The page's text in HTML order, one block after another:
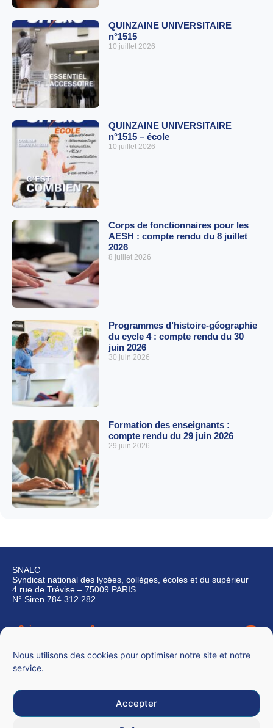
Nous utilisons des cookies pour optimiser notre site et notre
service.
Accepter
QUINZAINE UNIVERSITAIRE
n°1515
10 juillet 2026
QUINZAINE UNIVERSITAIRE
n°1515 – école
10 juillet 2026
Corps de fonctionnaires pour les
AESH : compte rendu du 8 juillet
2026
8 juillet 2026
Programmes d’histoire-géographie
du cycle 4 : compte rendu du 30
juin 2026
30 juin 2026
Formation des enseignants :
compte rendu du 29 juin 2026
29 juin 2026
SNALC
Syndicat national des lycées, collèges, écoles et du supérieur
4 rue de Trévise – 75009 PARIS
N° Siren 784 312 282
Qui sommes-nous ?